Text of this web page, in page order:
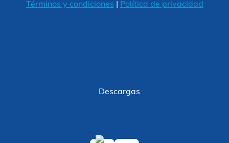
Términos y condiciones
Política de privacidad
Descargas